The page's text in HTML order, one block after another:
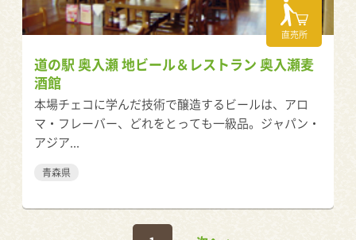
直売所
道の駅 奥入瀬 地ビール＆レストラン 奥入瀬麦
酒館
本場チェコに学んだ技術で醸造するビールは、アロ
マ・フレーバー、どれをとっても一級品。ジャパン・
アジア...
青森県